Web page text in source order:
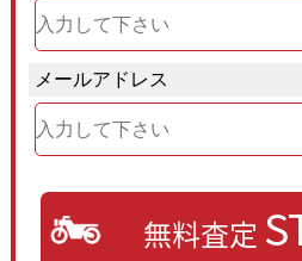
メールアドレス
無料査定